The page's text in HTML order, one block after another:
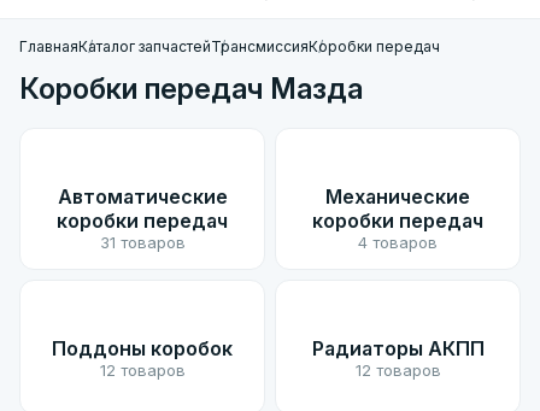
ГлавнаяКаталог запчастейТрансмиссияКоробки передач
Коробки передач Мазда
Автоматические
коробки передач
31 товаров
Механические
коробки передач
4 товаров
Поддоны коробок
12 товаров
Радиаторы АКПП
12 товаров